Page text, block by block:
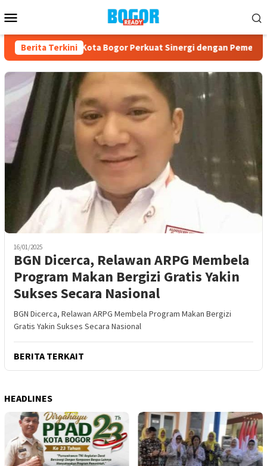
ke
Mobile
Berita Terkini
ke-23, PPAD Kota Bogor Perkuat Sinergi dengan Pemerintah
16/01/2025
BGN Dicerca, Relawan ARPG Membela
Program Makan Bergizi Gratis Yakin
Sukses Secara Nasional
BGN Dicerca, Relawan ARPG Membela Program Makan Bergizi
Gratis Yakin Sukses Secara Nasional
BERITA TERKAIT
HEADLINES